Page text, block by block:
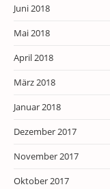
Juni 2018
Mai 2018
April 2018
März 2018
Januar 2018
Dezember 2017
November 2017
Oktober 2017